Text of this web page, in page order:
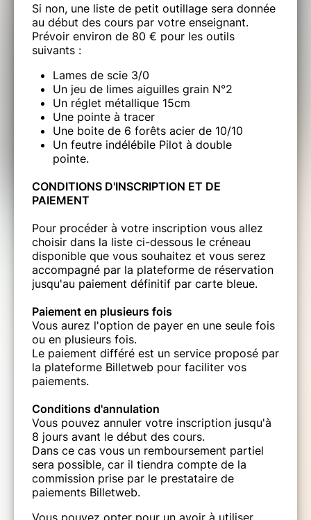
Si non, une liste de petit outillage sera donnée
au début des cours par votre enseignant.
Prévoir environ de 80 € pour les outils
suivants :
Lames de scie 3/0
Un jeu de limes aiguilles grain N°2
Un réglet métallique 15cm
Une pointe à tracer
Une boite de 6 forêts acier de 10/10
Un feutre indélébile Pilot à double
pointe.
CONDITIONS D'INSCRIPTION ET DE
PAIEMENT
Pour procéder à votre inscription vous allez
choisir dans la liste ci-dessous le créneau
disponible que vous souhaitez et vous serez
accompagné par la plateforme de réservation
jusqu'au paiement définitif par carte bleue.
Paiement en plusieurs fois
Vous aurez l'option de payer en une seule fois
ou en plusieurs fois.
Le paiement différé est un service proposé par
la plateforme Billetweb pour faciliter vos
paiements.
Conditions d'annulation
Vous pouvez annuler votre inscription jusqu'à
8 jours avant le début des cours.
Dans ce cas vous un remboursement partiel
sera possible, car il tiendra compte de la
commission prise par le prestataire de
paiements Billetweb.
Vous pouvez opter pour un avoir à utiliser